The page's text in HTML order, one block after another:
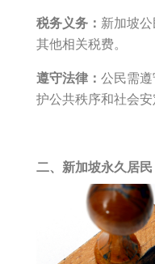
税务义务： 新加坡
其他相关税费。
遵守法律： 公民需
护公共秩序和社会安
二、新加坡永久居民